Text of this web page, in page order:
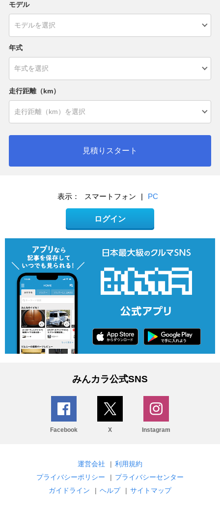
モデル
年式
走行距離（km）
見積りスタート
表示： スマートフォン | PC
ログイン
みんカラ公式SNS
Facebook X Instagram
運営会社 | 利用規約
プライバシーポリシー
| プライバシーセンター
ガイドライン
| ヘルプ | サイトマップ